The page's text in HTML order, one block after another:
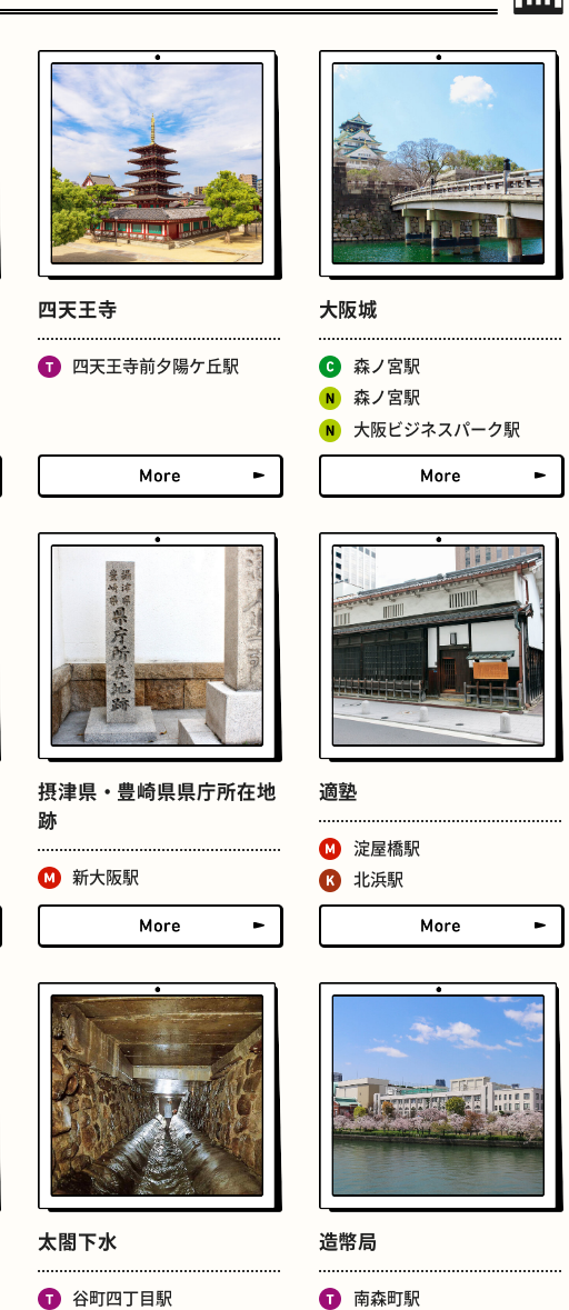
ーツ 文学碑 ジェラート
おでん
ストリートアート グラススイーツ
四天王寺
四天王寺前夕陽ケ丘駅
大阪城
森ノ宮駅
森ノ宮駅
大阪ビジネスパーク駅
摂津県・豊崎県県庁所在地
跡
新大阪駅
適塾
淀屋橋駅
北浜駅
太閤下水
谷町四丁目駅
造幣局
南森町駅